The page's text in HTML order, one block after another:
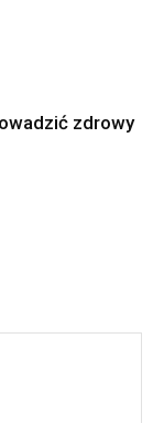
zdrowy